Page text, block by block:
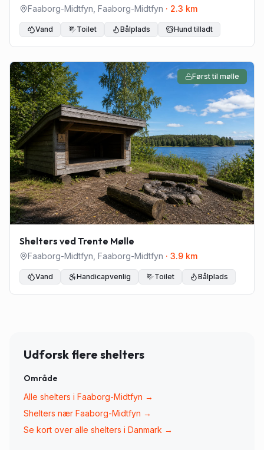
Svanninge Bakker
Faaborg-Midtfyn Faaborg-Midtfyn · 2.3 km
Vand Toilet Bålplads Hund tilladt
Først til mølle
Shelters ved Trente Mølle
Faaborg-Midtfyn Faaborg-Midtfyn · 3.9 km
Vand Handicapvenlig Toilet Bålplads
Udforsk flere shelters
Område
Alle shelters i Faaborg-Midtfyn →
Shelters nær Faaborg-Midtfyn →
Se kort over alle shelters i Danmark →